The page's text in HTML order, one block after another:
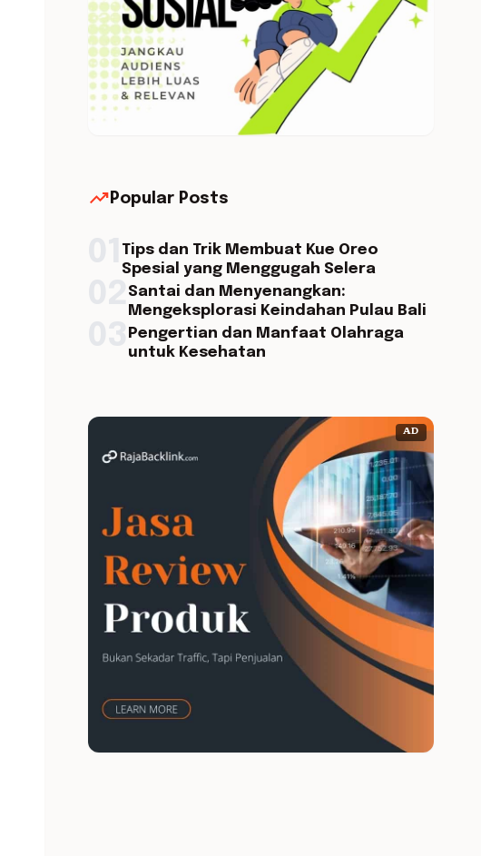
trending_up Popular Posts
Tips dan Trik Membuat Kue Oreo
Spesial yang Menggugah Selera
Santai dan Menyenangkan:
Mengeksplorasi Keindahan Pulau Bali
Pengertian dan Manfaat Olahraga
untuk Kesehatan
AD